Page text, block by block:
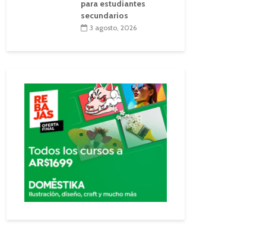
para estudiantes
secundarios
3 agosto, 2026